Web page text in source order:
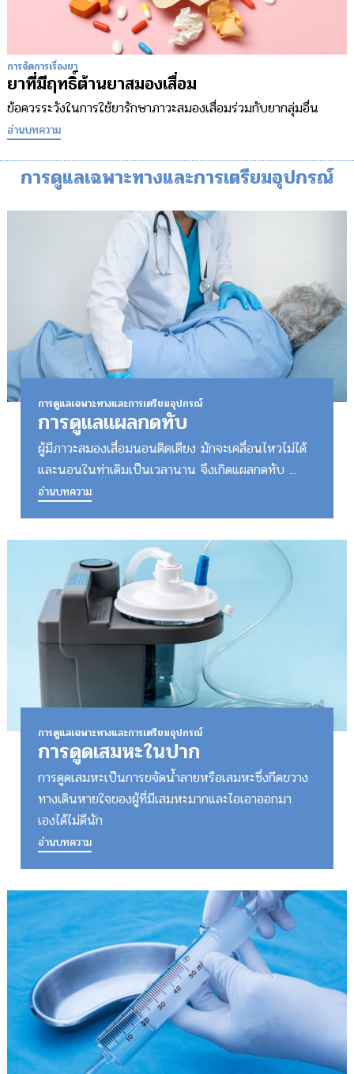
การจัดการเรื่องยา
ยาที่มีฤทธิ์ต้านยาสมองเสื่อม
ข้อควรระวังในการใช้ยารักษาภาวะสมองเสื่อมร่วมกับยากลุ่มอื่น
อ่านบทความ
การดูแลเฉพาะทางและการเตรียมอุปกรณ์
การดูแลเฉพาะทางและการเตรียมอุปกรณ์
การดูแลแผลกดทับ
ผู้มีภาวะสมองเสื่อมนอนติดเตียง มักจะเคลื่อนไหวไม่ได้
และนอนในท่าเดิมเป็นเวลานาน จึงเกิดแผลกดทับ ...
อ่านบทความ
การดูแลเฉพาะทางและการเตรียมอุปกรณ์
การดูดเสมหะในปาก
การดูดเสมหะเป็นการขจัดน้ำลายหรือเสมหะซึ่งกีดขวาง
ทางเดินหายใจของผู้ที่มีเสมหะมากและไอเอาออกมา
เองได้ไม่ดีนัก
อ่านบทความ